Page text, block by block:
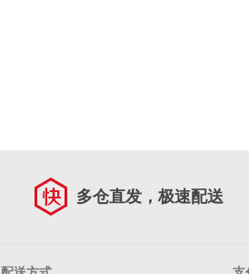
多仓直发，极速配送